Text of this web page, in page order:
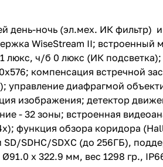
обзора
слот
NAS и
Class3),
x 322.9
день-ночь (эл.мех. ИК
WiseStream II; встроенный
люкс, ч/б 0 люкс (ИК
компенсация встречной
диафрагмой
изображения; детектор
- 32 зоны; встроенная
функция обзора коридора
SDHC/SDXC (до 256ГБ),
Ø91.0 x 322.9 мм, вес 1298 гр.,